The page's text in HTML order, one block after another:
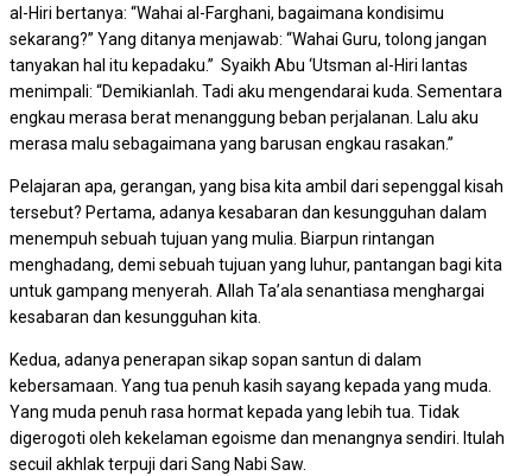
al-Hiri bertanya: “Wahai al-Farghani, bagaimana kondisimu
sekarang?” Yang ditanya menjawab: “Wahai Guru, tolong jangan
tanyakan hal itu kepadaku.” Syaikh Abu ‘Utsman al-Hiri lantas
menimpali: “Demikianlah. Tadi aku mengendarai kuda. Sementara
engkau merasa berat menanggung beban perjalanan. Lalu aku
merasa malu sebagaimana yang barusan engkau rasakan.”
Pelajaran apa, gerangan, yang bisa kita ambil dari sepenggal kisah
tersebut? Pertama, adanya kesabaran dan kesungguhan dalam
menempuh sebuah tujuan yang mulia. Biarpun rintangan
menghadang, demi sebuah tujuan yang luhur, pantangan bagi kita
untuk gampang menyerah. Allah Ta’ala senantiasa menghargai
kesabaran dan kesungguhan kita.
Kedua, adanya penerapan sikap sopan santun di dalam
kebersamaan. Yang tua penuh kasih sayang kepada yang muda.
Yang muda penuh rasa hormat kepada yang lebih tua. Tidak
digerogoti oleh kekelaman egoisme dan menangnya sendiri. Itulah
secuil akhlak terpuji dari Sang Nabi Saw.